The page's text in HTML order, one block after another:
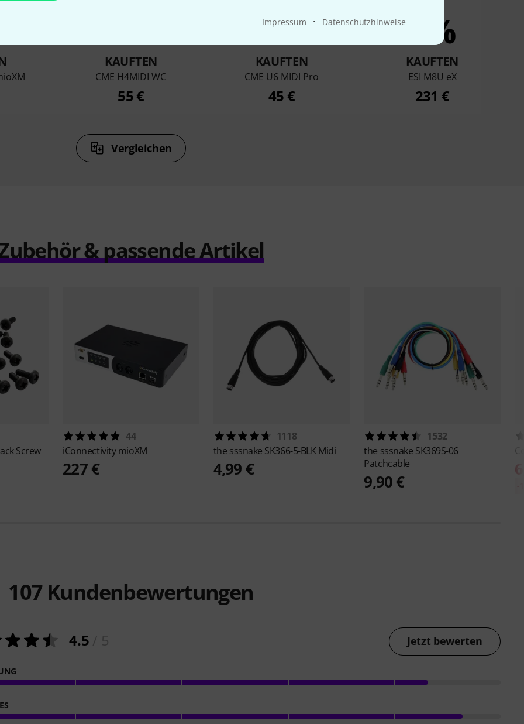
Impressum · Datenschutzhinweise
KAUFTEN
CME H4MIDI WC
55 €
5%
KAUFTEN
CME U6 MIDI Pro
45 €
2%
KAUFTEN
ESI M8U eX
231 €
Vergleichen
& passende Artikel
Screw
44
iConnectivitymioXM
227 €
1118
the sssnake SK366-5-BLK Midi
4,99 €
1532
the sssnake SK369S-06
Patchcable
9,90 €
107Kundenbewertungen
4.5 Jetzt bewerten